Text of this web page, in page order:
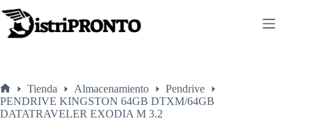
al
contenido
Inicio
Tienda Almacenamiento
Pendrive
PENDRIVE KINGSTON 64GB DTXM/64GB
DATATRAVELER EXODIA M 3.2